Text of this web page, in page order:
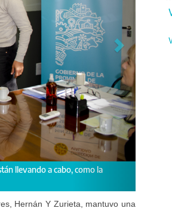
una agenda de trabajo en común.
Hernán Y Zurieta, mantuvo una